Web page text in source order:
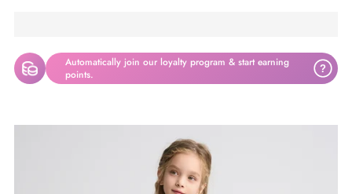
Automatically join our loyalty program & start earning
points.
?